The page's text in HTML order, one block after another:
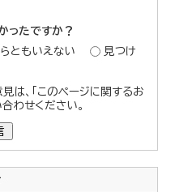
ったですか？
ともいえない
見つけ
は、「このページに関するお
わせください。